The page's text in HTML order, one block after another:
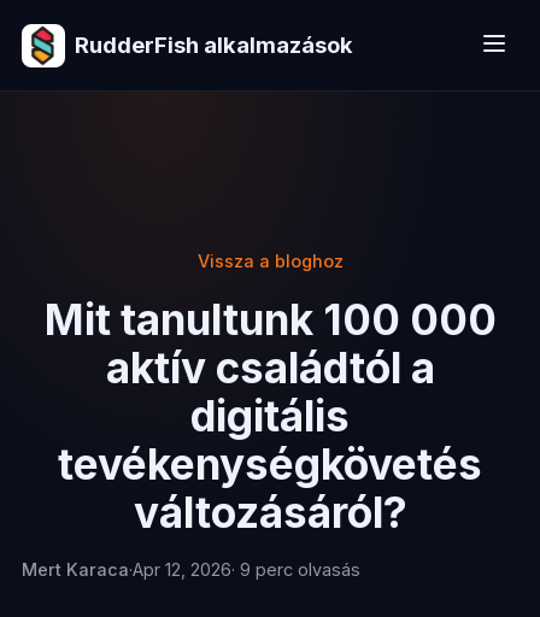
RudderFish alkalmazások
Vissza a bloghoz
Mit tanultunk 100 000
aktív családtól a
digitális
tevékenységkövetés
változásáról?
Mert Karaca·Apr 12, 2026· 9 perc olvasás